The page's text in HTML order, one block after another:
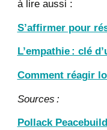
à lire aussi :
S’affirmer pour
L’empathie : clé
Comment réagir
Sources :
Pollack